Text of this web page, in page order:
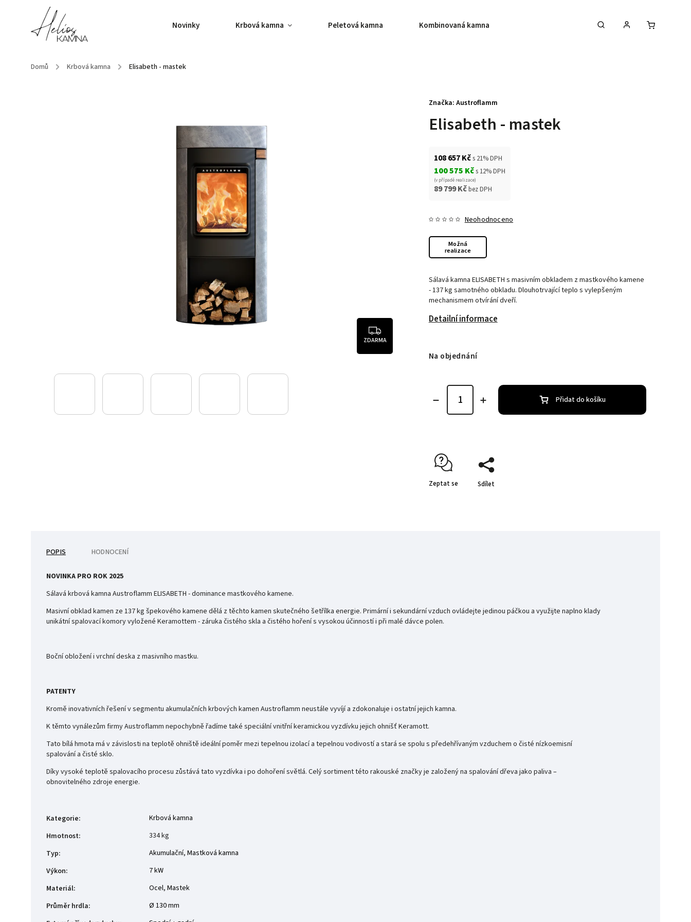
Novinky Krbová kamna Peletová kamna Kombinovaná kamna Akce na krbová kamna
Domů / Krbová kamna / Elisabeth - mastek
ZDARMA
Elisabeth - mastek
108 657 Kčs 21% DPH
100 575 Kčs 12% DPH
(v případě realizace)
89 799 Kčbez DPH
Možná
realizace
Neohodnoceno
Sálavá kamna ELISABETH s masivním obkladem z mastkového kamene
- 137 kg samotného obkladu. Dlouhotrvající teplo s vylepšeným
mechanismem otvírání dveří.
Detailní informace
Značka: Austroflamm
Na objednání
Přidat do košíku
Zeptat se Sdílet
POPIS HODNOCENÍ
NOVINKA PRO ROK 2025
Sálavá krbová kamna Austroflamm ELISABETH - dominance mastkového kamene.
Masivní obklad kamen ze 137 kg špekového kamene dělá z těchto kamen skutečného šetřílka energie. Primární i sekundární vzduch ovládejte jedinou páčkou a využijte naplno klady
unikátní spalovací komory vyložené Keramottem - záruka čistého skla a čistého hoření s vysokou účinností i při malé dávce polen.
Boční obložení i vrchní deska z masivního mastku.
PATENTY
Kromě inovativních řešení v segmentu akumulačních krbových kamen Austroflamm neustále vyvíjí a zdokonaluje i ostatní jejich kamna.
K těmto vynálezům firmy Austroflamm nepochybně řadíme také speciální vnitřní keramickou vyzdívku jejich ohnišť Keramott.
Tato bílá hmota má v závislosti na teplotě ohniště ideální poměr mezi tepelnou izolací a tepelnou vodivostí a stará se spolu s předehřívaným vzduchem o čisté nízkoemisní
spalování a čisté sklo.
Díky vysoké teplotě spalovacího procesu zůstává tato vyzdívka i po dohoření světlá. Celý sortiment této rakouské značky je založený na spalování dřeva jako paliva –
obnovitelného zdroje energie.
Kategorie:
Krbová kamna
Hmotnost:
334 kg
Typ: Akumulační, Mastková kamna
Výkon:
7 kW
Materiál: Ocel, Mastek
Průměr hrdla:
Ø 130 mm